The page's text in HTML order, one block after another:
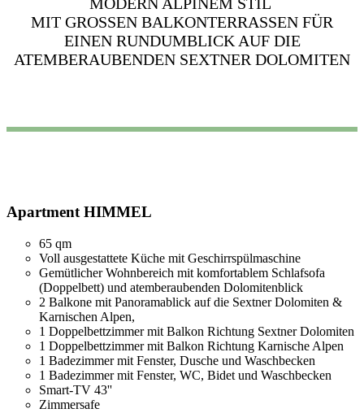
MIT GROSSEN BALKONTERRASSEN FÜR E
INEN RUNDUMBLICK AUF DIE A
TEMBERAUBENDEN SEXTNER DOLOMITEN
Apartment HIMMEL
65 qm
Voll ausgestattete Küche mit Geschirrspülmaschine
Gemütlicher Wohnbereich mit komfortablem Schlafsofa
(Doppelbett) und atemberaubenden Dolomitenblick
2 Balkone mit Panoramablick auf die Sextner Dolomiten &
Karnischen Alpen,
1 Doppelbettzimmer mit Balkon Richtung Sextner Dolomiten
1 Doppelbettzimmer mit Balkon Richtung Karnische Alpen
1 Badezimmer mit Fenster, Dusche und Waschbecken
1 Badezimmer mit Fenster, WC, Bidet und Waschbecken
Smart-TV 43''
Zimmersafe